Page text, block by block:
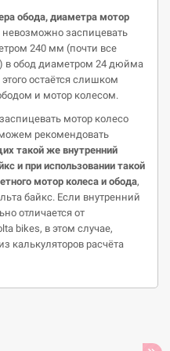
обода, диаметра мотор
заспицевать
240 мм (почти все
в обод диаметром 24 дюйма
остаётся слишком
и мотор колесом.
мотор колесо
рекомендовать
такой же внутренний
и при использовании такой
мотор колеса и обода,
байкс. Если внутренний
отличается от
bikes, в этом случае,
калькуляторов расчёта